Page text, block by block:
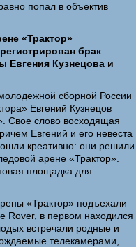
попал в объектив
«Трактор»
брак
Евгения Кузнецова и
сборной России
Евгений Кузнецов
Свое слово восходящая
Евгений и его невеста
креативно: они решили
арене «Трактор».
площадка для
«Трактор» подъехали
Rover, в первом находился
встречали родные и
телекамерами,